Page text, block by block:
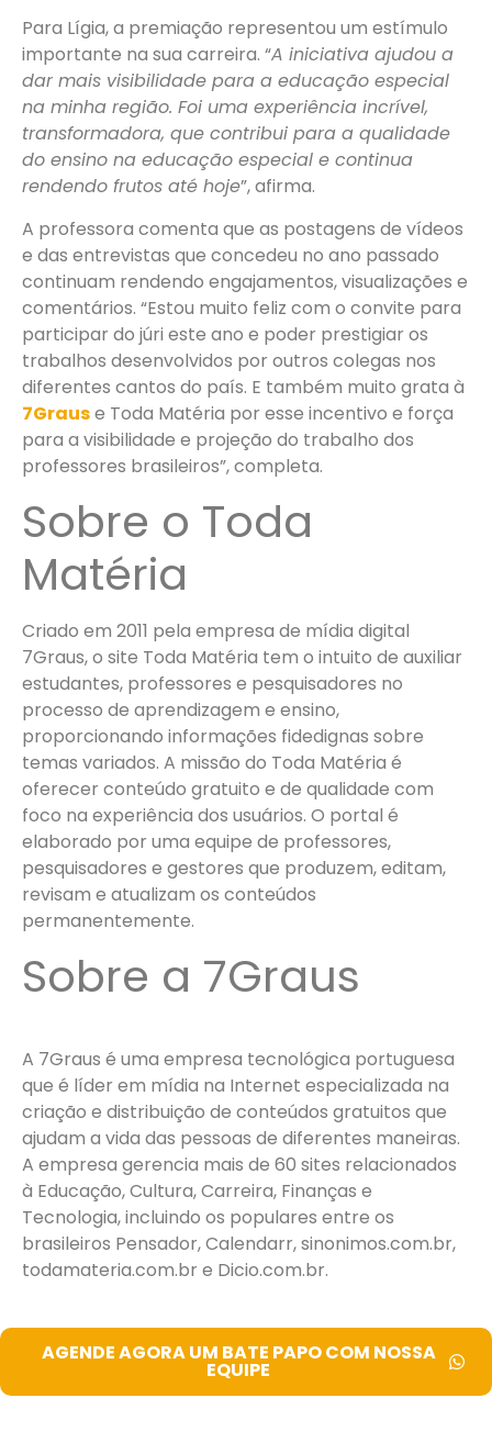
Para Lígia, a premiação representou um estímulo
importante na sua carreira. “A iniciativa ajudou a
dar mais visibilidade para a educação especial
na minha região. Foi uma experiência incrível,
transformadora, que contribui para a qualidade
do ensino na educação especial e continua
rendendo frutos até hoje”, afirma.
A professora comenta que as postagens de vídeos
e das entrevistas que concedeu no ano passado
continuam rendendo engajamentos, visualizações e
comentários. “Estou muito feliz com o convite para
participar do júri este ano e poder prestigiar os
trabalhos desenvolvidos por outros colegas nos
diferentes cantos do país. E também muito grata à
7Grause Toda Matéria por esse incentivo e força
para a visibilidade e projeção do trabalho dos
professores brasileiros”, completa.
Sobre o Toda
Matéria
Criado em 2011 pela empresa de mídia digital
7Graus, o site Toda Matéria tem o intuito de auxiliar
estudantes, professores e pesquisadores no
processo de aprendizagem e ensino,
proporcionando informações fidedignas sobre
temas variados. A missão do Toda Matéria é
oferecer conteúdo gratuito e de qualidade com
foco na experiência dos usuários. O portal é
elaborado por uma equipe de professores,
pesquisadores e gestores que produzem, editam,
revisam e atualizam os conteúdos
permanentemente.
Sobre a 7Graus
A 7Graus é uma empresa tecnológica portuguesa
que é líder em mídia na Internet especializada na
criação e distribuição de conteúdos gratuitos que
ajudam a vida das pessoas de diferentes maneiras.
A empresa gerencia mais de 60 sites relacionados
à Educação, Cultura, Carreira, Finanças e
Tecnologia, incluindo os populares entre os
brasileiros Pensador, Calendarr, sinonimos.com.br,
todamateria.com.br e Dicio.com.br.
AGENDE AGORA UM BATE PAPO COM NOSSA
EQUIPE